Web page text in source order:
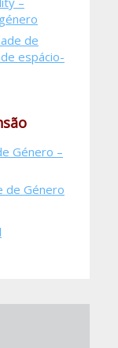
de
espácio-
Género –
de Género